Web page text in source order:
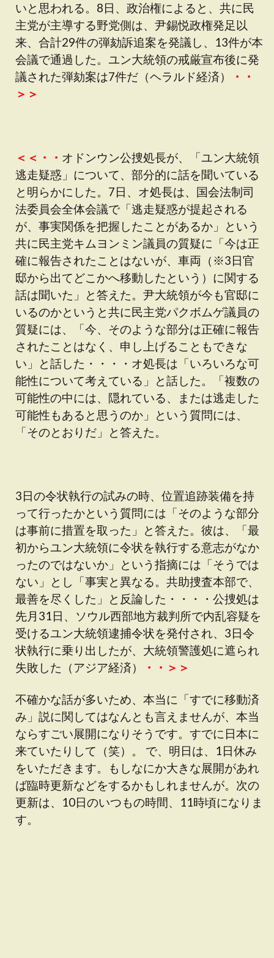
いと思われる。8日、政治権によると、共に民
主党が主導する野党側は、尹錫悦政権発足以
来、合計29件の弾劾訴追案を発議し、13件が本
会議で通過した。ユン大統領の戒厳宣布後に発
議された弾劾案は7件だ（ヘラルド経済）
・・
＞＞
＜＜・・ オドンウン公捜処長が、「ユン大統領
逃走疑惑」について、部分的に話を聞いている
と明らかにした。7日、オ処長は、国会法制司
法委員会全体会議で「逃走疑惑が提起される
が、事実関係を把握したことがあるか」という
共に民主党キムヨンミン議員の質疑に「今は正
確に報告されたことはないが、車両（※3日官
邸から出てどこかへ移動したという）に関する
話は聞いた」と答えた。尹大統領が今も官邸に
いるのかというと共に民主党パクボムゲ議員の
質疑には、「今、そのような部分は正確に報告
されたことはなく、申し上げることもできな
い」と話した・・・・オ処長は「いろいろな可
能性について考えている」と話した。「複数の
可能性の中には、隠れている、または逃走した
可能性もあると思うのか」という質問には、
「そのとおりだ」と答えた。
3日の令状執行の試みの時、位置追跡装備を持
って行ったかという質問には「そのような部分
は事前に措置を取った」と答えた。彼は、「最
初からユン大統領に令状を執行する意志がなか
ったのではないか」という指摘には「そうでは
ない」とし「事実と異なる。共助捜査本部で、
最善を尽くした」と反論した・・・・公捜処は
先月31日、ソウル西部地方裁判所で内乱容疑を
受けるユン大統領逮捕令状を発付され、3日令
状執行に乗り出したが、大統領警護処に遮られ
失敗した（アジア経済）
・・＞＞
不確かな話が多いため、本当に「すでに移動済
み」説に関してはなんとも言えませんが、本当
ならすごい展開になりそうです。すでに日本に
来ていたりして（笑）。 で、明日は、1日休み
をいただきます。もしなにか大きな展開があれ
ば臨時更新などをするかもしれませんが。次の
更新は、10日のいつもの時間、11時頃になりま
す。